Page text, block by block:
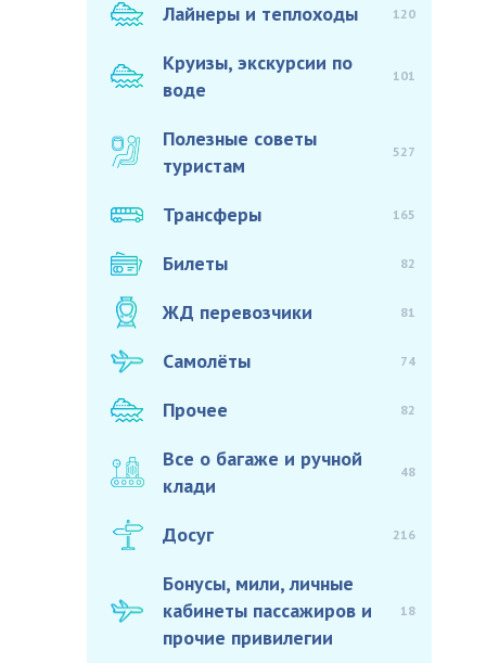
Лайнеры и теплоходы 120
Круизы, экскурсии по
воде
101
Полезные советы
туристам
527
Трансферы 165
Билеты 82
ЖД перевозчики 81
Самолёты 74
Прочее 82
Все о багаже и ручной
клади
48
Досуг 216
Бонусы, мили, личные
кабинеты пассажиров и
прочие привилегии
18